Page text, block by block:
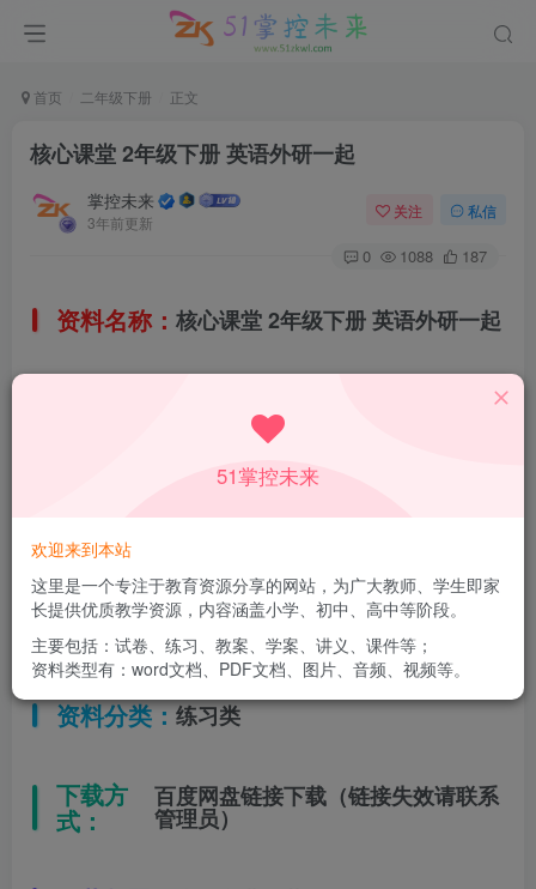
首页 二年级下册 正文
核心课堂 2年级下册 英语外研一起
掌控未来
3年前更新
关注 私信
0 1088 187
资料名称： 核心课堂 2年级下册 英语外研一起
外研一起
适用年级：
文件类型：高清PDF
资料分类：练习类
下载方
式：
百度网盘链接下载（链接失效请联系
管理员）
51掌控未来
欢迎来到本站
这里是一个专注于教育资源分享的网站，为广大教师、学生即家
长提供优质教学资源，内容涵盖小学、初中、高中等阶段。
主要包括：试卷、练习、教案、学案、讲义、课件等；
资料类型有：word文档、PDF文档、图片、音频、视频等。